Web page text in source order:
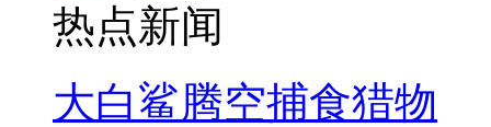
热点新闻
大白鲨腾空捕食猎物